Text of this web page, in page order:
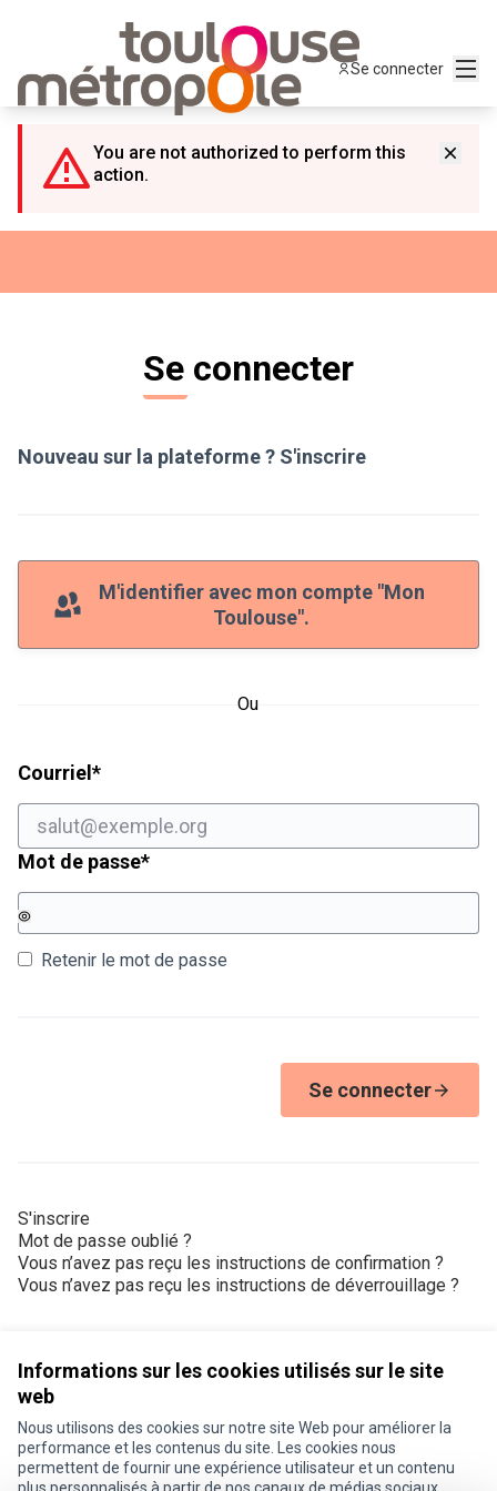
Informations sur les cookies utilisés sur le site
web
Nous utilisons des cookies sur notre site Web pour améliorer la
performance et les contenus du site. Les cookies nous
permettent de fournir une expérience utilisateur et un contenu
Se connecter
You are not authorized to perform this
action.
Se connecter
Nouveau sur la plateforme ? S'inscrire
M'identifier avec mon compte "Mon
Toulouse".
Ou
Courriel *Champ obligatoire
Mot de passe*Champ obligatoire
Retenir le mot de passe
Se connecter
S'inscrire
Mot de passe oublié ?
Vous n’avez pas reçu les instructions de confirmation ?
Vous n’avez pas reçu les instructions de déverrouillage ?
Conditions d'utilisation
Paramètres des cookies
Je participe ! sur X
Je participe ! sur Facebook
Je participe ! sur Instagram